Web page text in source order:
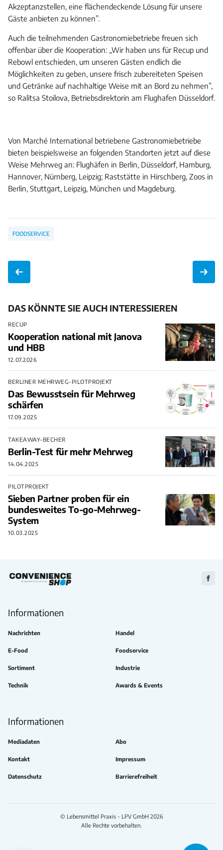
Akzeptanzstellen, eine flächendeckende Lösung für unsere
Gäste anbieten zu können”.
Auch die teilnehmenden Gastronomiebetriebe freuen sich
offenbar über die Kooperation: „Wir haben uns für Recup und
Rebowl entschieden, um unseren Gästen endlich die
Möglichkeiten zu geben, unsere frisch zubereiteten Speisen
und Getränke auf nachhaltige Weise mit an Bord zu nehmen”,
so Ralitsa Stoilova, Betriebsdirektorin am Flughafen Düsseldorf.
Von Marché International betriebene Gastronomiebetriebe
bieten beispielsweise an folgenden Standorten jetzt auf diese
Weise Mehrweg an: Flughäfen in Berlin, Düsseldorf, Hamburg,
Hannover, Nürnberg, Leipzig; Raststätte in Hirschberg, Zoos in
Berlin, Stuttgart, Leipzig, München und Magdeburg.
FOODSERVICE
DAS KÖNNTE SIE AUCH INTERESSIEREN
RECUP
Kooperation national mit Janova
und HBB
12.07.2026
BERLINER MEHRWEG-PILOTPROJEKT
Das Bewusstsein für Mehrweg
schärfen
17.09.2025
TAKEAWAY-BECHER
Berlin-Test für mehr Mehrweg
14.04.2025
PILOTPROJEKT
Sieben Partner proben für ein
bundesweites To-go-Mehrweg-
System
10.03.2025
Zu
Informationen
Nachrichten Handel
E-Food Foodservice
Sortiment Industrie
Technik Awards & Events
Informationen
Mediadaten Abo
Kontakt Impressum
Datenschutz Barrierefreiheit
© Lebensmittel Praxis - LPV GmbH 2026
Alle Rechte vorbehalten.